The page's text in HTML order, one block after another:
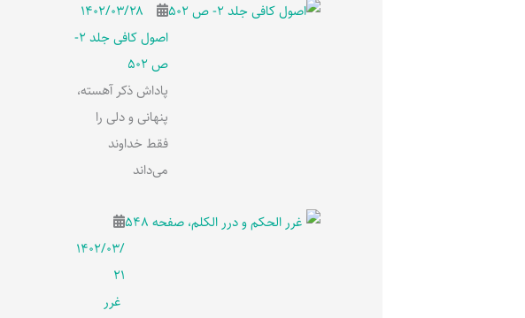
۱۴۰۲/۰۳/۲۸
اصول کافی جلد 2-
ص 502
پاداش ذکر آهسته،
پنهانی و دلی را
فقط خداوند
می‌داند
۱۴۰۲/۰۳/
۲۱
غرر